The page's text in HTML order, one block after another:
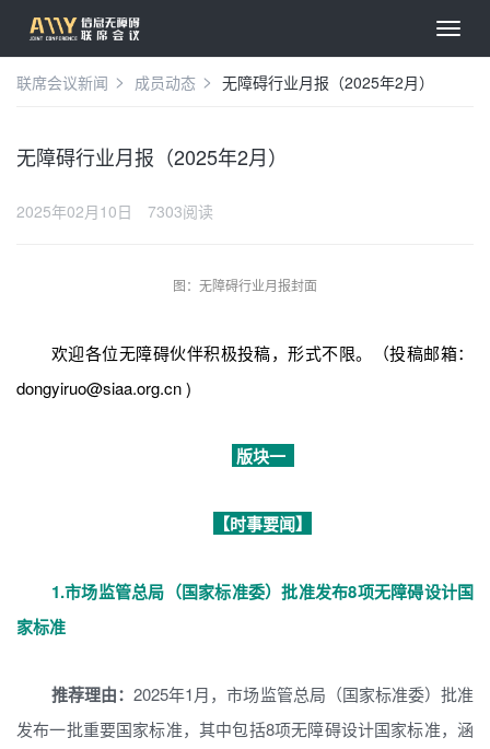
联席会议新闻 成员动态 无障碍行业月报（2025年2月）
无障碍行业月报（2025年2月）
2025年02月10日 7303阅读
图：无障碍行业月报封面
欢迎各位无障碍伙伴积极投稿，形式不限。（投稿邮箱：
dongyiruo@siaa.org.cn )
版块一
【时事要闻】
1.市场监管总局（国家标准委）批准发布8项无障碍设计国
家标准
推荐理由：2025年1月，市场监管总局（国家标准委）批准
发布一批重要国家标准，其中包括8项无障碍设计国家标准，涵